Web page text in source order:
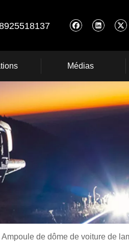
Médias
Ampoule de dôme de voiture de